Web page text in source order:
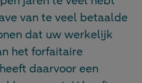
van te veel betaalde
dat uw werkelijk
het forfaitaire
daarvoor een